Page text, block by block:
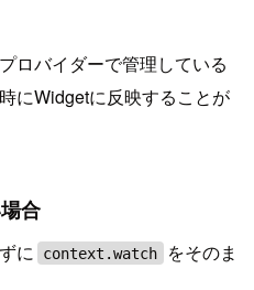
ロバイダーで管理している
にWidgetに反映することが
合
に context.watch
をそのま